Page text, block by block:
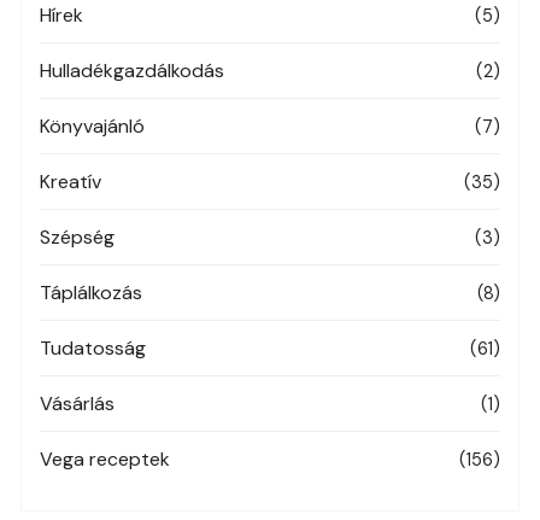
Hírek (5)
Hulladékgazdálkodás (2)
Könyvajánló (7)
Kreatív (35)
Szépség (3)
Táplálkozás (8)
Tudatosság (61)
Vásárlás (1)
Vega receptek (156)